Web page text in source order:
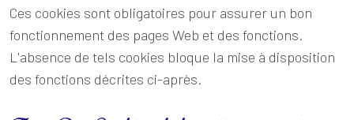
Ces cookies sont obligatoires pour assurer un bon
fonctionnement des pages Web et des fonctions.
L'absence de tels cookies bloque la mise à disposition
des fonctions décrites ci-après.